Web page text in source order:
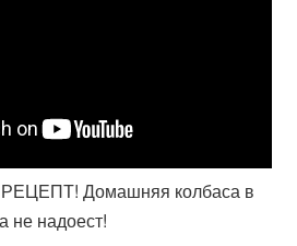
РЕЦЕПТ! Домашняя колбаса в
не надоест!